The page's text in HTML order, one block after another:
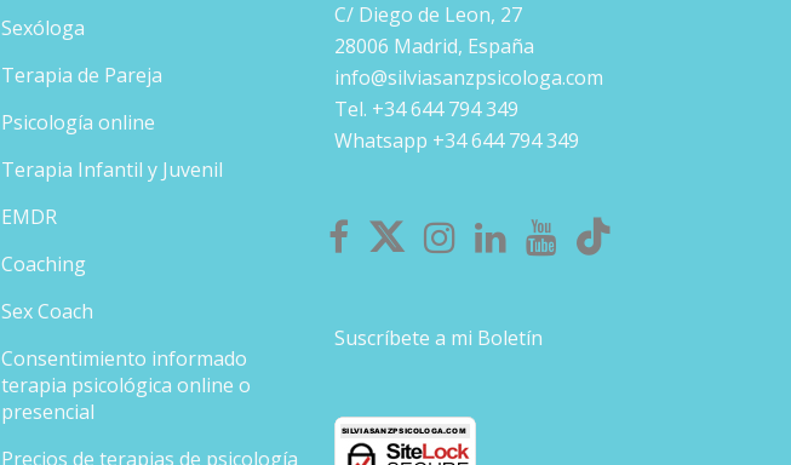
Sexóloga
Terapia de Pareja
Psicología online
Terapia Infantil y Juvenil
EMDR
Coaching
Sex Coach
Consentimiento informado
terapia psicológica online o
presencial
Precios de terapias de psicología
C/ Diego de Leon, 27
28006 Madrid, España
info@silviasanzpsicologa.com
Tel. +34 644 794 349
Whatsapp +34 644 794 349
Suscríbete a mi Boletín